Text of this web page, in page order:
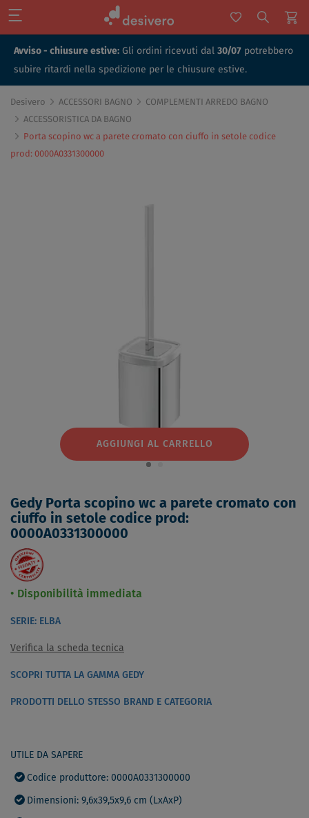
Avviso - chiusure estive: Gli ordini ricevuti dal 30/07 potrebbero
subire ritardi nella spedizione per le chiusure estive.
Desivero ACCESSORI BAGNO
COMPLEMENTI ARREDO BAGNO
ACCESSORISTICA DA BAGNO
Porta scopino wc a parete cromato con ciuffo in setole codice
prod: 0000A0331300000
AGGIUNGI AL CARRELLO
Gedy Porta scopino wc a parete cromato con
ciuffo in setole codice prod:
0000A0331300000
Disponibilità immediata
SERIE: ELBA
Verifica la scheda tecnica
SCOPRI TUTTA LA GAMMA GEDY
PRODOTTI DELLO STESSO BRAND E CATEGORIA
UTILE DA SAPERE
Codice produttore: 0000A0331300000
Dimensioni: 9,6x39,5x9,6 cm (LxAxP)